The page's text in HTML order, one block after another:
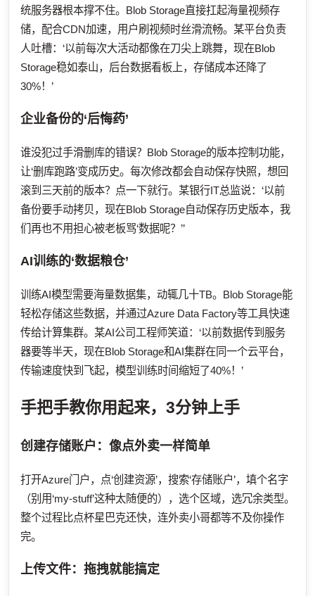
统服务器根本撑不住。Blob Storage直接扛起海量视频存
储，配合CDN加速，用户刷视频时丝滑流畅。某平台负责
人吐槽：‘以前每次大活动都像在刀尖上跳舞，现在Blob
Storage稳如泰山，后台数据看板上，存储成本还降了
30%！’
企业备份的‘后悔药’
谁没犯过手滑删库的错误？Blob Storage的版本控制功能，
让‘删库跑路’变成历史。每次修改都会自动保存快照，想回
滚到三天前的版本？点一下就行。某银行IT总监说：‘以前
备份要手动拷贝，现在Blob Storage自动保存历史版本，我
们再也不用担心被老板骂‘数据呢？’’
AI训练的‘数据粮仓’
训练AI模型需要海量数据集，动辄几十TB。Blob Storage能
轻松存储这些数据，并通过Azure Data Factory等工具快速
传给计算集群。某AI公司工程师笑道：‘以前数据传到服务
器要等半天，现在Blob Storage和AI集群在同一个云平台，
传输速度快到飞起，模型训练时间缩短了40%！’
手把手教你用起来，3分钟上手
创建存储账户：像点外卖一样简单
打开Azure门户，点‘创建资源’，搜索‘存储账户’，填个名字
（别用‘my-stuff’这种太随便的），选个区域，选冗余类型。
整个过程比点杯星巴克还快，连外卖小哥都等不及你操作
完。
上传文件：拖拽就能搞定